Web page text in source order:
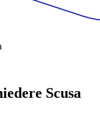
Scusa